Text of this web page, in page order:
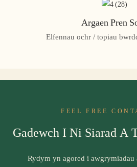
Argaen Pren
Elfennau ochr / topiau
FEEL FREE
Gadewch I Ni Siarad A
Rydym yn agored i